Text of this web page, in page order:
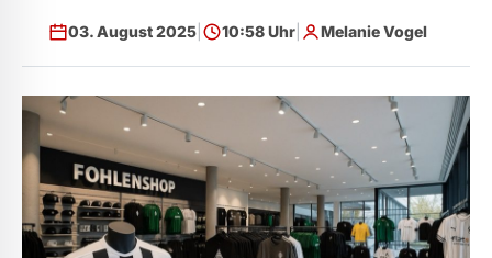
03. August 2025 10:58 Uhr Melanie Vogel